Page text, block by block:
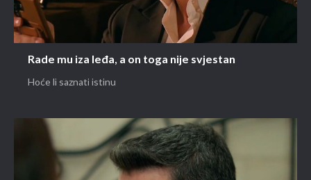
Rade mu iza leđa, a on toga nije svjestan
Hoće li saznati istinu